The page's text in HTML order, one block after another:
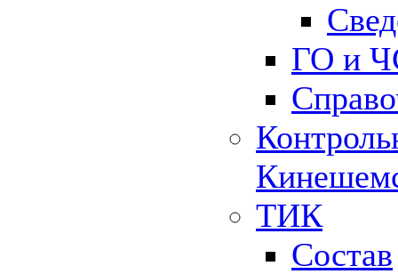
ГО и
ТИК
Состав